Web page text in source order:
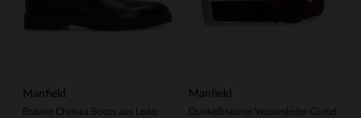
Manfield
Braune Chelsea Boots aus Leder
Manfield
Dunkelbrauner Veloursleder-Gürtel